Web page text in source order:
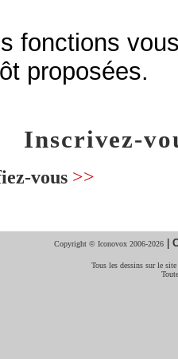
fonctions
proposées.
Inscrivez-
vous >>
Copyright © Iconovox 2006-2026 |
Tous les dessins sur le